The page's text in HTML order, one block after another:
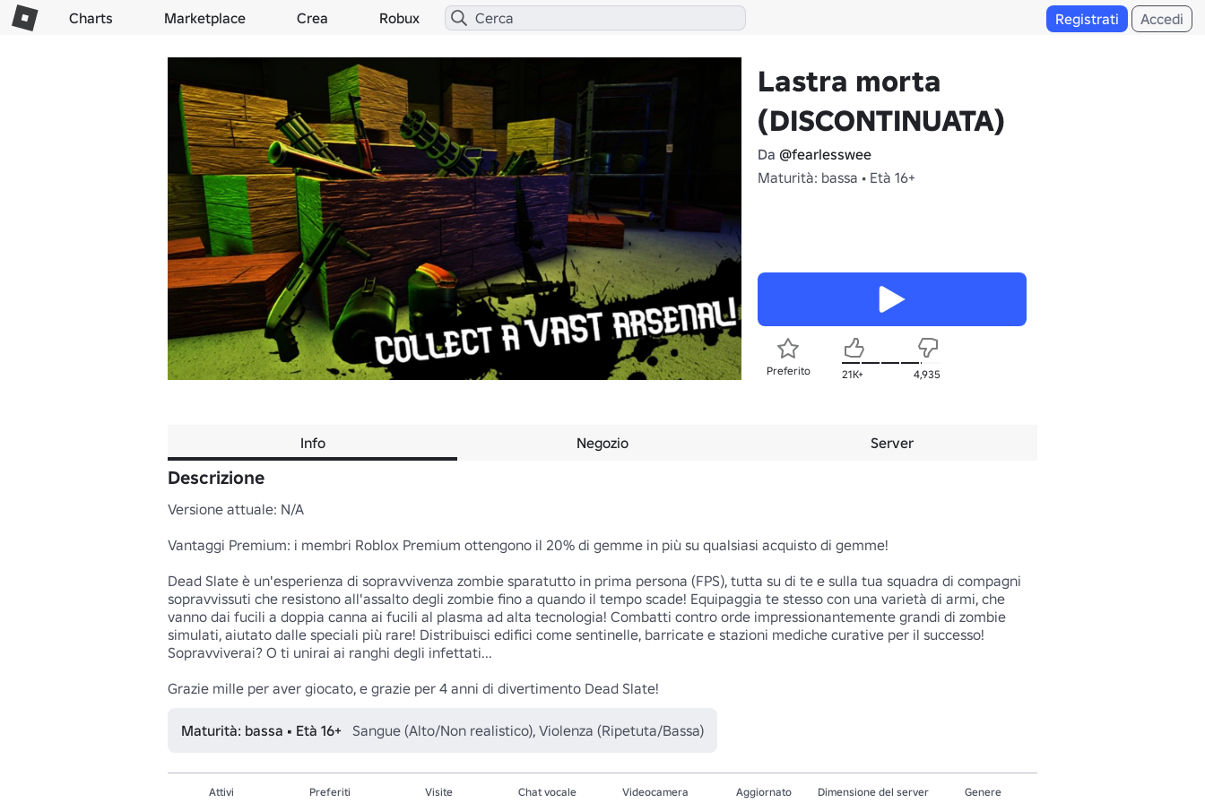
Charts Marketplace Crea Robux Registrati Accedi
Lastra morta
(DISCONTINUATA)
Da @fearlesswee
Maturità: bassa • Età 16+
Preferito 21K+ 4,935
Info Negozio Server
Descrizione
Versione attuale: N/A
Vantaggi Premium: i membri Roblox Premium ottengono il 20% di gemme in più su qualsiasi acquisto di gemme!
Dead Slate è un'esperienza di sopravvivenza zombie sparatutto in prima persona (FPS), tutta su di te e sulla tua squadra di compagni
sopravvissuti che resistono all'assalto degli zombie fino a quando il tempo scade! Equipaggia te stesso con una varietà di armi, che
vanno dai fucili a doppia canna ai fucili al plasma ad alta tecnologia! Combatti contro orde impressionantemente grandi di zombie
simulati, aiutato dalle speciali più rare! Distribuisci edifici come sentinelle, barricate e stazioni mediche curative per il successo!
Sopravviverai? O ti unirai ai ranghi degli infettati...
Grazie mille per aver giocato, e grazie per 4 anni di divertimento Dead Slate!
Maturità: bassa • Età 16+ Sangue (Alto/Non realistico), Violenza (Ripetuta/Bassa)
Attivi
Preferiti
Visite
Chat vocale
Videocamera
Aggiornato
Dimensione del server
Genere